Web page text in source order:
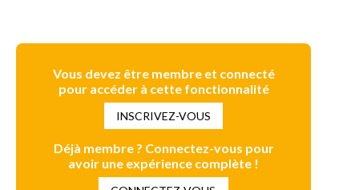
Vous devez être membre et connecté
pour accéder à cette fonctionnalité
INSCRIVEZ-VOUS
Déjà membre ? Connectez-vous pour
avoir une expérience complète !